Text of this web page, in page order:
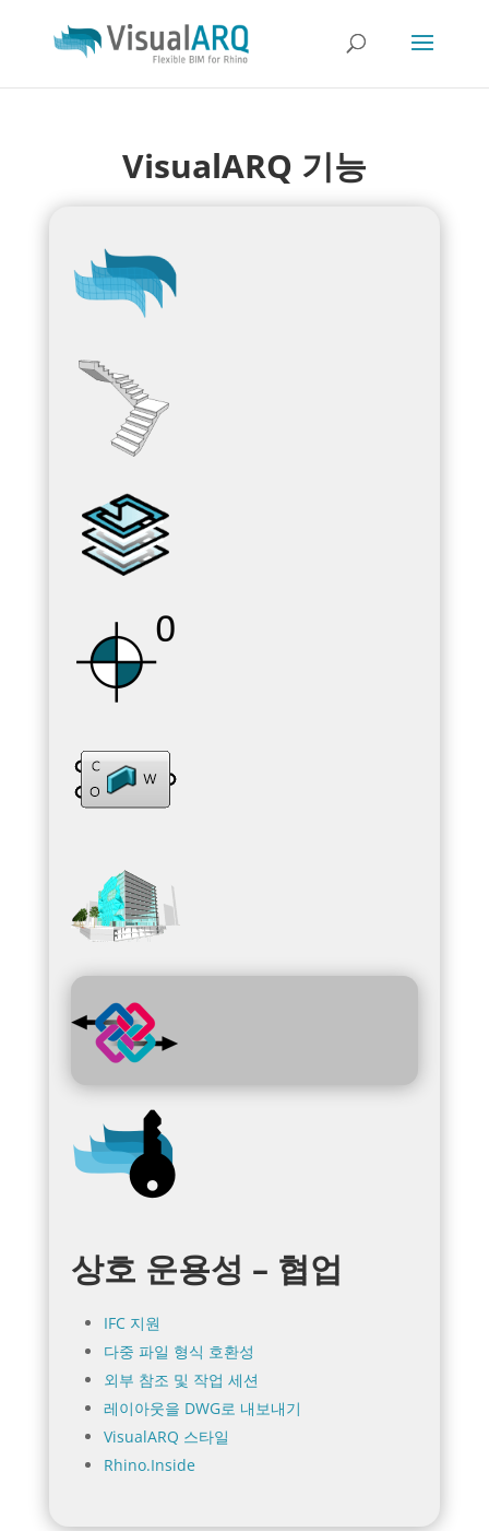
VisualARQ 기능
상호 운용성 – 협업
IFC 지원
다중 파일 형식 호환성
외부 참조 및 작업 세션
레이아웃을 DWG로 내보내기
VisualARQ 스타일
Rhino.Inside